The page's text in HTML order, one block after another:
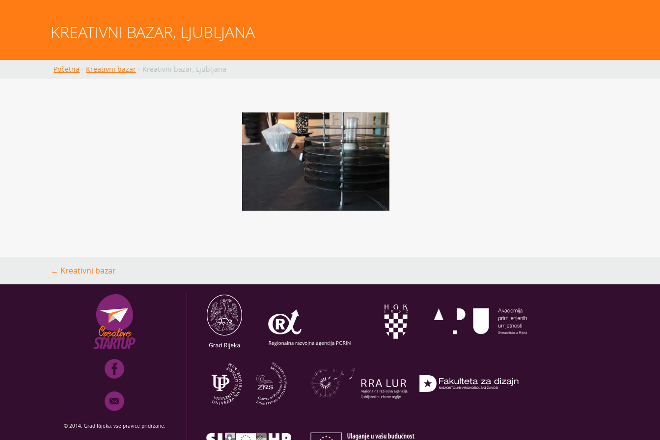
KREATIVNI BAZAR, LJUBLJANA
Početna · Kreativni bazar · Kreativni bazar, Ljubljana
Post
navigation
← Kreativni bazar
© 2014. Grad Rijeka, vse pravice pridržane.